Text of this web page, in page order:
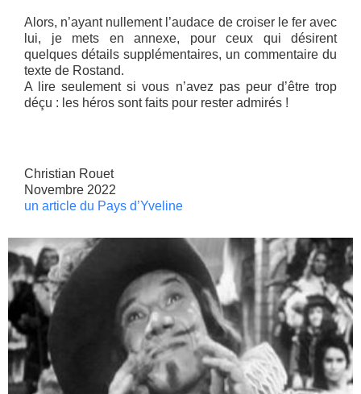
Alors, n’ayant nullement l’audace de croiser le fer avec
lui, je mets en annexe, pour ceux qui désirent
quelques détails supplémentaires, un commentaire du
texte de Rostand.
A lire seulement si vous n’avez pas peur d’être trop
déçu : les héros sont faits pour rester admirés !
Christian Rouet
Novembre 2022
un article du Pays d’Yveline